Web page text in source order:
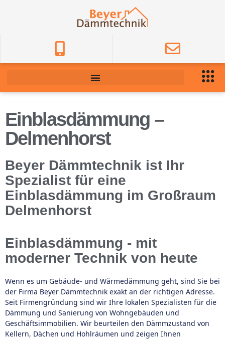
Einblasdämmung –
Delmenhorst
Beyer Dämmtechnik ist Ihr
Spezialist für eine
Einblasdämmung im Großraum
Delmenhorst
Einblasdämmung - mit
moderner Technik von heute
Wenn es um Gebäude- und Wärmedämmung geht, sind Sie bei
der Firma Beyer Dämmtechnik exakt an der richtigen Adresse.
Seit Firmengründung sind wir Ihre lokalen Spezialisten für die
Dämmung und Sanierung von Wohngebäuden und
Geschäftsimmobilien. Wir beurteilen den Dämmzustand von
Kellern, Dächen und Hohlräumen und zeigen Ihnen